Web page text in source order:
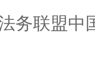
务联盟中